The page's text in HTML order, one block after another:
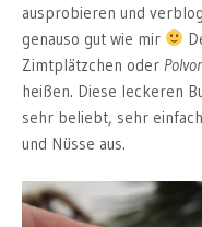
ausprobieren und
genauso gut wie mir
Zimtplätzchen oder
heißen. Diese leckeren
sehr beliebt, sehr
und Nüsse aus.